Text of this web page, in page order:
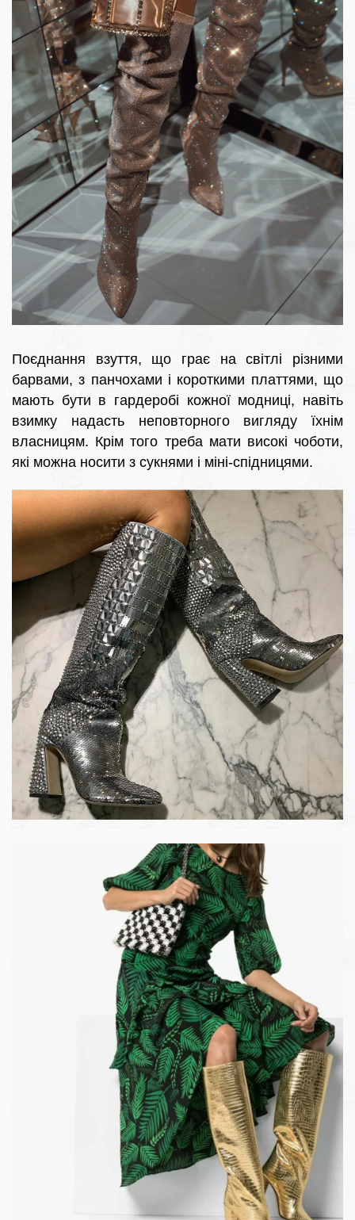
Поєднання взуття, що грає на світлі різними
барвами, з панчохами і короткими платтями, що
мають бути в гардеробі кожної модниці, навіть
взимку надасть неповторного вигляду їхнім
власницям. Крім того треба мати високі чоботи,
які можна носити з сукнями і міні-спідницями.